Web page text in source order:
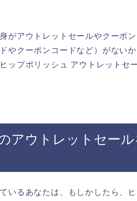
がアウトレットセールやクーポ
やクーポンコードなど）がない
ップポリッシュ アウトレットセ
アウトレットセー
いるあなたは、もしかしたら、